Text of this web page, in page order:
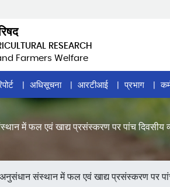
RESEARCH
Farmers Welfare
अधिसूचना आरटीआई प्रभाग
में फल एवं खाद्य प्रसंस्करण पर पांच दिवसीय
संस्थान में फल एवं खाद्य प्रसंस्करण पर